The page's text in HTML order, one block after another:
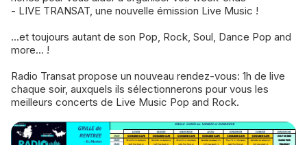
- LIVE TRANSAT, une nouvelle émission Live Music !
...et toujours autant de son Pop, Rock, Soul, Dance Pop and
more... !
Radio Transat propose un nouveau rendez-vous: 1h de live
chaque soir, auxquels ils sélectionnerons pour vous les
meilleurs concerts de Live Music Pop and Rock.